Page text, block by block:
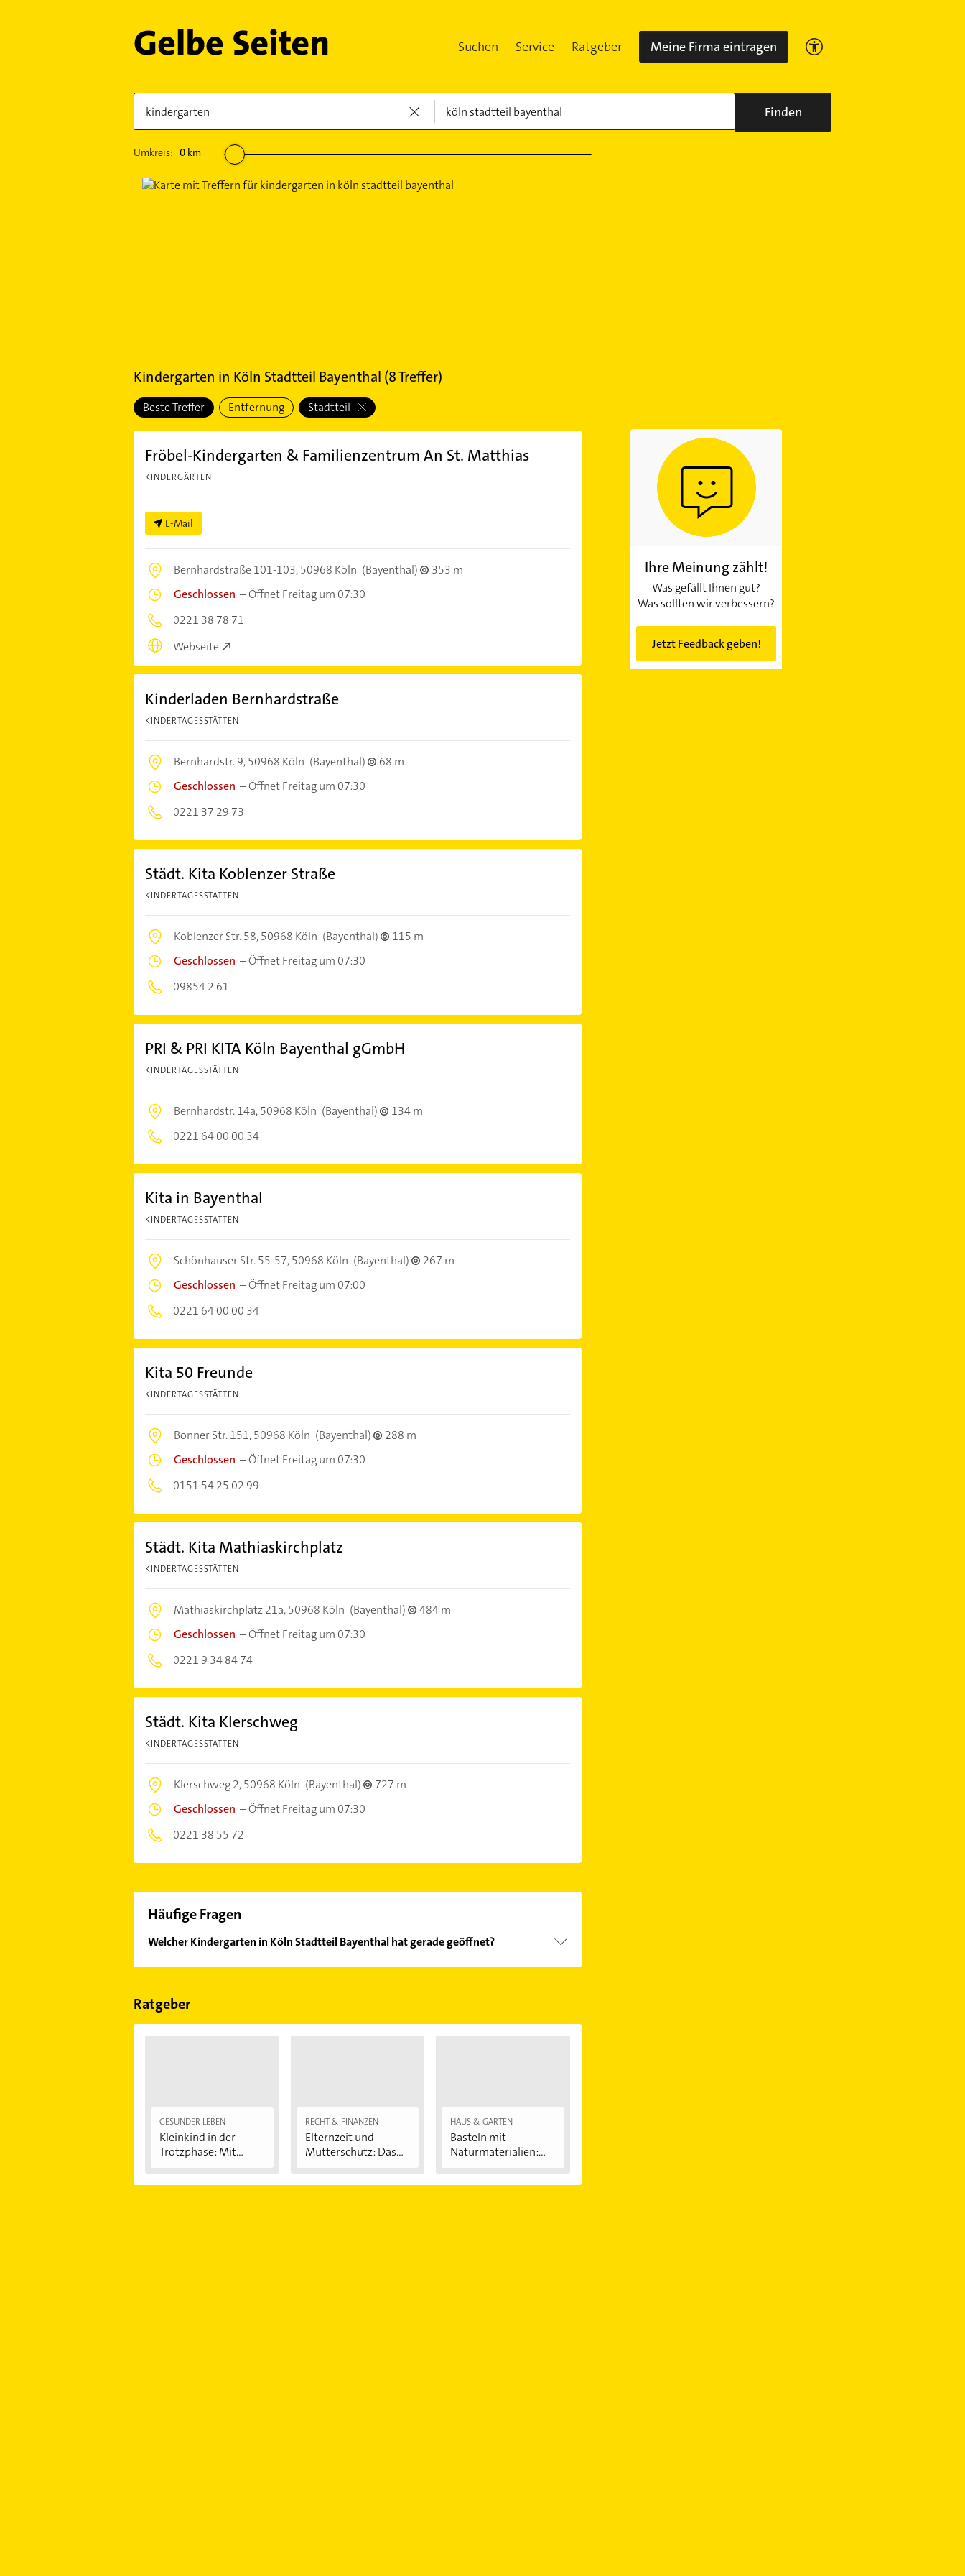
Suchen Service Ratgeber Meine Firma eintragen
Finden
Umkreis: 0km
Kindergarten in Köln Stadtteil Bayenthal (8Treffer)
Beste Treffer Entfernung Stadtteil
Fröbel-Kindergarten & Familienzentrum An St. Matthias
KINDERGÄRTEN
E-Mail
Bernhardstraße 101-103,50968 Köln (Bayenthal)
353 m
Geschlossen –Öffnet Freitag um 07:30
0221 38 78 71
Webseite
Kinderladen Bernhardstraße
KINDERTAGESSTÄTTEN
Bernhardstr. 9,50968 Köln (Bayenthal)
68 m
Geschlossen –Öffnet Freitag um 07:30
0221 37 29 73
Städt. Kita Koblenzer Straße
KINDERTAGESSTÄTTEN
Koblenzer Str. 58,50968 Köln (Bayenthal)
115 m
Geschlossen –Öffnet Freitag um 07:30
09854 2 61
PRI & PRI KITA Köln Bayenthal gGmbH
KINDERTAGESSTÄTTEN
Bernhardstr. 14a,50968 Köln (Bayenthal)
134 m
0221 64 00 00 34
Kita in Bayenthal
KINDERTAGESSTÄTTEN
Schönhauser Str. 55-57,50968 Köln (Bayenthal)
267 m
Geschlossen –Öffnet Freitag um 07:00
0221 64 00 00 34
Kita 50 Freunde
KINDERTAGESSTÄTTEN
Bonner Str. 151,50968 Köln (Bayenthal)
288 m
Geschlossen –Öffnet Freitag um 07:30
0151 54 25 02 99
Städt. Kita Mathiaskirchplatz
KINDERTAGESSTÄTTEN
Mathiaskirchplatz 21a,50968 Köln (Bayenthal)
484 m
Geschlossen –Öffnet Freitag um 07:30
0221 9 34 84 74
Städt. Kita Klerschweg
KINDERTAGESSTÄTTEN
Klerschweg 2,50968 Köln (Bayenthal)
727 m
Geschlossen –Öffnet Freitag um 07:30
0221 38 55 72
Häufige Fragen
Welcher Kindergarten in Köln Stadtteil Bayenthal hat gerade geöffnet?
Im Anbieter-Bereich finden Sie alleÖffnungszeiten. Bitte beachten Sie, dass diese an
Ratgeber
GESÜNDER LEBEN
Kleinkind in der
Trotzphase: Mit...
RECHT & FINANZEN
Elternzeit und
Mutterschutz: Das...
HAUS & GARTEN
Basteln mit
Naturmaterialien:
Ihre Meinung zählt!
Was gefällt Ihnen gut?
Was sollten wir verbessern?
Jetzt Feedback geben!